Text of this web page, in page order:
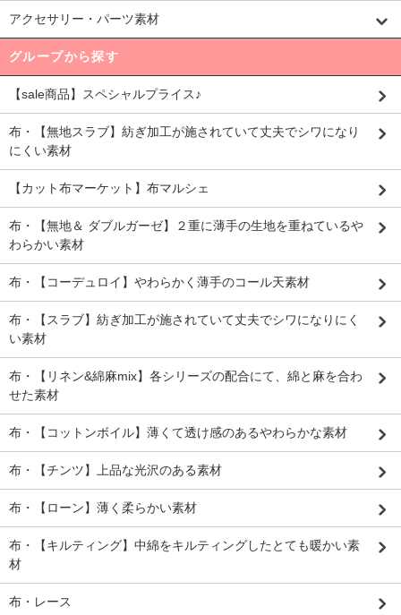
アクセサリー・パーツ素材
グループから探す
【sale商品】スペシャルプライス♪
布・【無地スラブ】紡ぎ加工が施されていて丈夫でシワになり
にくい素材
【カット布マーケット】布マルシェ
布・【無地＆ ダブルガーゼ】２重に薄手の生地を重ねているや
わらかい素材
布・【コーデュロイ】やわらかく薄手のコール天素材
布・【スラブ】紡ぎ加工が施されていて丈夫でシワになりにく
い素材
布・【リネン&綿麻mix】各シリーズの配合にて、綿と麻を合わ
せた素材
布・【コットンボイル】薄くて透け感のあるやわらかな素材
布・【チンツ】上品な光沢のある素材
布・【ローン】薄く柔らかい素材
布・【キルティング】中綿をキルティングしたとても暖かい素
材
布・レース